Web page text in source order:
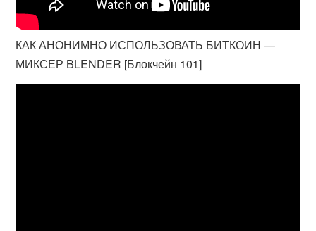
КАК АНОНИМНО ИСПОЛЬЗОВАТЬ БИТКОИН —
МИКСЕР BLENDER [Блокчейн 101]